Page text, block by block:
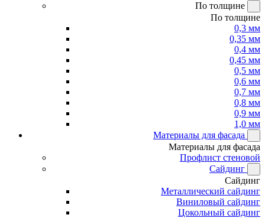
По толщине
По толщине
0,3 мм
0,35 мм
0,4 мм
0,45 мм
0,5 мм
0,6 мм
0,7 мм
0,8 мм
0,9 мм
1,0 мм
Материалы для фасада
Материалы для фасада
Профлист стеновой
Сайдинг
Сайдинг
Металлический сайдинг
Виниловый сайдинг
Цокольный сайдинг